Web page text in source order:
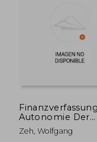
Autonomie Der
Hochschule:
Zeh, Wolfgang